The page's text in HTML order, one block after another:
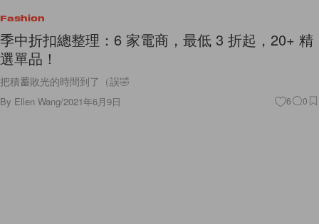
Fashion
季中折扣總整理：6 家電商，最低 3 折起，20+ 精
選單品！
把積蓄敗光的時間到了（誤🤣
By Ellen Wang/2021年6月9日 6 0